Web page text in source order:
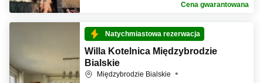
Cena gwarantowana
Natychmiastowa rezerwacja
Willa Kotelnica Międzybrodzie
Bialskie
Międzybrodzie Bialskie